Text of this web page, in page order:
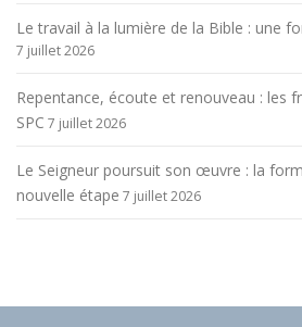
Le travail à la lumière de la Bible : une
7 juillet 2026
Repentance, écoute et renouveau : les
SPC 7 juillet 2026
Le Seigneur poursuit son œuvre : la
nouvelle étape 7 juillet 2026